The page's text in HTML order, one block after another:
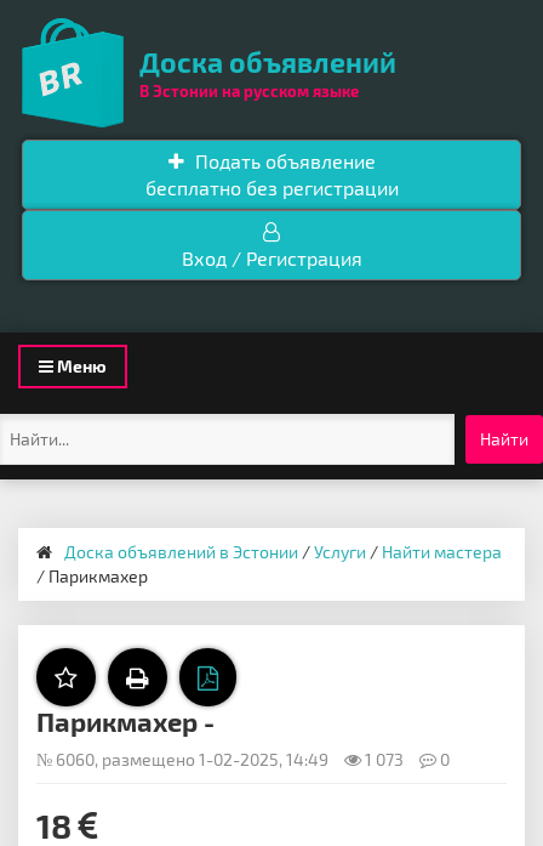
Доска объявлений
В Эстонии на русском языке
Подать объявление
бесплатно без регистрации
Вход / Регистрация
Toggle
navigation
Меню
Найти
Доска объявлений в Эстонии /Услуги / Найти мастера
/ Парикмахер
Парикмахер -
№ 6060, размещено 1-02-2025, 14:49 1 073 0
18